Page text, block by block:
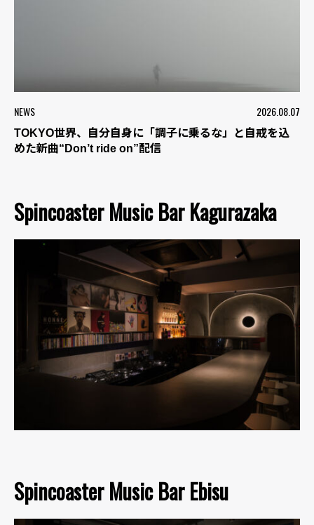
NEWS 2026.08.07
TOKYO世界、自分自身に「調子に乗るな」と自戒を込
めた新曲“Don’t ride on”配信
Spincoaster Music Bar Kagurazaka
Spincoaster Music Bar Ebisu